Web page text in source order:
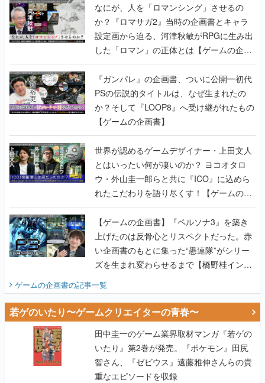
なにが、人を「ロマンシング」させるの
か？『ロマサガ2』当時の企画書とキャラ
設定画から迫る、河津秋敏がRPGに生み出
した「ロマン」の正体とは【ゲームの企画
書】
『ガンパレ』の企画書、ついに公開━初代
PSの伝説的タイトルは、なぜ生まれたの
か？そして『LOOP8』へ受け継がれたもの
【ゲームの企画書】
世界が認めるゲームデザイナー・上田文人
とはいったい何が凄いのか？ ヨコオタロ
ウ・外山圭一郎らと共に『ICO』に込めら
れたこだわりを語り尽くす！【ゲームの企
画書】
【ゲームの企画書】『ペルソナ3』を築き
上げたのは反骨心とリスペクトだった。赤
い企画書のもとに集った“愚連隊”がシリー
ズを生まれ変わらせるまで【橋野桂インタ
ビュー】
ゲームの企画書の記事一覧
若ゲのいたり〜ゲームクリエイターの青春〜
田中圭一のゲーム業界取材マンガ『若ゲの
いたり』第2巻が発売。『ポケモン』田尻
智さん、『ゼビウス』遠藤雅伸さんらの貴
重なエピソードを収録